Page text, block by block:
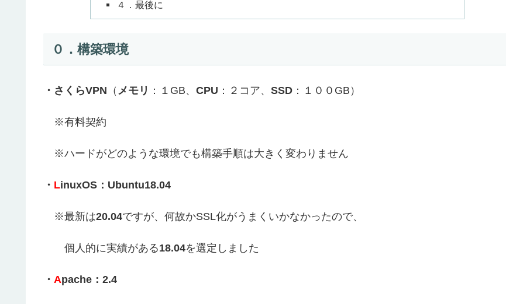
４．最後に
０．構築環境
・さくらVPN （ メモリ ：１GB、 CPU ：２コア、 SSD ：１００GB）
※有料契約
※ハードがどのような環境でも構築手順は大きく変わりません
・ LinuxOS：Ubuntu18.04
※最新は20.04ですが、何故かSSL化がうまくいかなかったので、
個人的に実績がある18.04を選定しました
・ Apache：2.4